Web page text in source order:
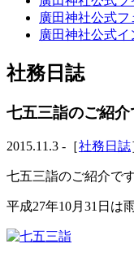
廣田神社公式フ
廣田神社公式イ
社務日誌
七五三詣のご紹介
2015.11.3 -［社務日誌
七五三詣のご紹介です
平成27年10月31日は